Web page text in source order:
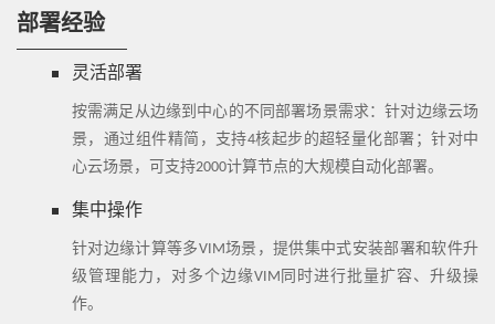
部署经验
灵活部署
按需满足从边缘到中心的不同部署场景需求：针对边缘云场
景，通过组件精简，支持4核起步的超轻量化部署；针对中
心云场景，可支持2000计算节点的大规模自动化部署。
集中操作
针对边缘计算等多VIM场景，提供集中式安装部署和软件升
级管理能力，对多个边缘VIM同时进行批量扩容、升级操
作。